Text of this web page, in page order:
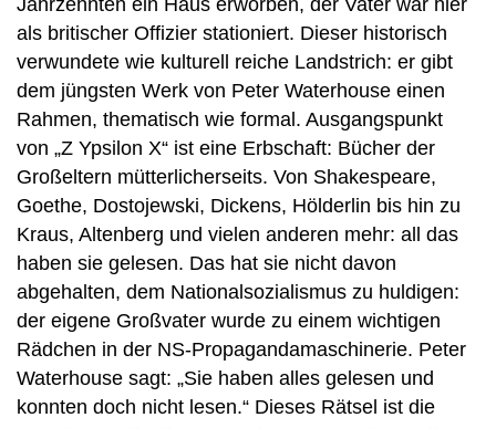
Jahrzehnten ein Haus erworben, der Vater war hier
als britischer Offizier stationiert. Dieser historisch
verwundete wie kulturell reiche Landstrich: er gibt
dem jüngsten Werk von Peter Waterhouse einen
Rahmen, thematisch wie formal. Ausgangspunkt
von „Z Ypsilon X“ ist eine Erbschaft: Bücher der
Großeltern mütterlicherseits. Von Shakespeare,
Goethe, Dostojewski, Dickens, Hölderlin bis hin zu
Kraus, Altenberg und vielen anderen mehr: all das
haben sie gelesen. Das hat sie nicht davon
abgehalten, dem Nationalsozialismus zu huldigen:
der eigene Großvater wurde zu einem wichtigen
Rädchen in der NS-Propagandamaschinerie. Peter
Waterhouse sagt: „Sie haben alles gelesen und
konnten doch nicht lesen.“ Dieses Rätsel ist die